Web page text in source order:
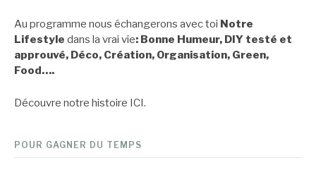
Au programme nous échangerons avec toi Notre
Lifestyle dans la vrai vie: Bonne Humeur, DIY testé et
approuvé, Déco, Création, Organisation, Green,
Food….
Découvre notre histoire ICI.
POUR GAGNER DU TEMPS